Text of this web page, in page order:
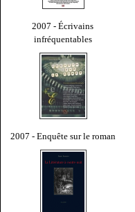
2007 - Écrivains
infréquentables
2007 - Enquête sur le roman